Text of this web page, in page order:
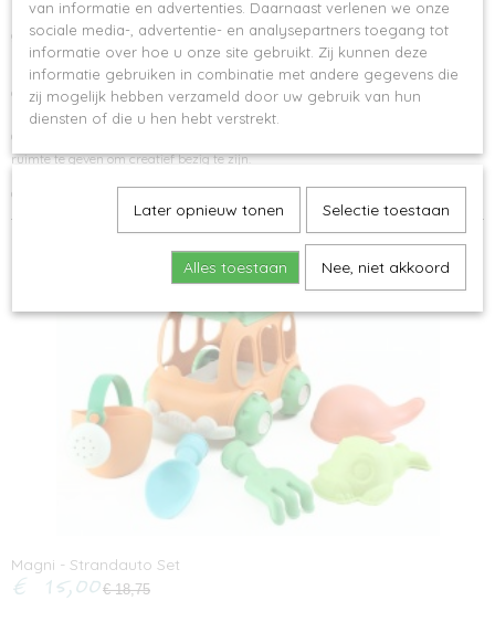
schonere oceaan. De Dantoy Blue Marine boot bevat geen schadelijke
giftstoffen en mag in de vaatwasser .
Stel je eigen vloot samen en beleef de mooiste avonturen. De bootjes kunnen
achter elkaar gekoppeld worden om er een boottrein van te maken. Het
stimuleert de fijne motoriek en tevens stimuleert het de creatieve ontwikkeling.
Om de creatieve ontwikkeling te stimuleren is het belangrijk om kinderen de
ruimte te geven om creatief bezig te zijn.
Geschikt voor kinderen vanaf 2 jaar
Magni - Strandauto Set
€ 15,00 € 18,75
van informatie en advertenties. Daarnaast verlenen we onze
sociale media-, advertentie- en analysepartners toegang tot
informatie over hoe u onze site gebruikt. Zij kunnen deze
informatie gebruiken in combinatie met andere gegevens die
zij mogelijk hebben verzameld door uw gebruik van hun
diensten of die u hen hebt verstrekt.
Later opnieuw tonen Selectie toestaan
Alles toestaan Nee, niet akkoord